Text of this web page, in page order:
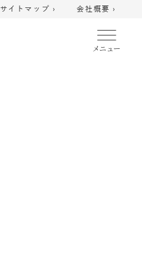
サイトマップ › 会社概要 ›